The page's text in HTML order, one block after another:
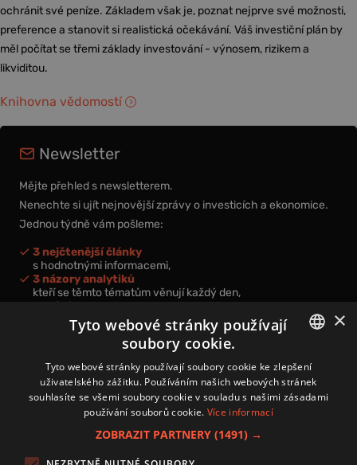
ochránit své peníze. Základem však je, poznat nejprve své možnosti,
preference a stanovit si realistická očekávání. Váš investiční plán by
měl počítat se třemi základy investování - výnosem, rizikem a
likviditou.
Knihovna vědomostí
Newsletter
Mějte přehled s newsletterem.
Nenechte si ujít nejnovější zprávy o investicích a ekonomice.
Jednou týdně vám pošleme:
3 nejčtenější články
s hodnotnými informacemi,
3 názory analytiků
kteří se těmto tématům věnují každý den,
nová videa a podcasty
k prohloubení vašich znalostí.
Přihlášením k newsletteru vyjadřujete svůj souhlas spodmínkami
zpracování osobních údajů.
CZECH
×
Tyto webové stránky používají
soubory cookie.
Tyto webové stránky používají soubory cookie ke zlepšení
uživatelského zážitku. Používáním našich webových stránek
souhlasíte se všemi soubory cookie v souladu s našimi zásadami
používání souborů cookie. Více informací
ZOBRAZIT PARTNERY (1491) →